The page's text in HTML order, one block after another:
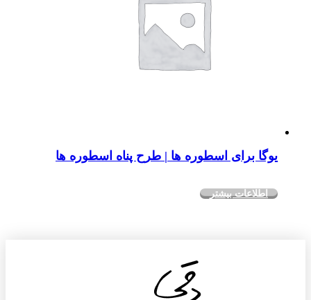
یوگا برای اسطوره ها | طرح پناه اسطوره ها
اطلاعات بیشتر